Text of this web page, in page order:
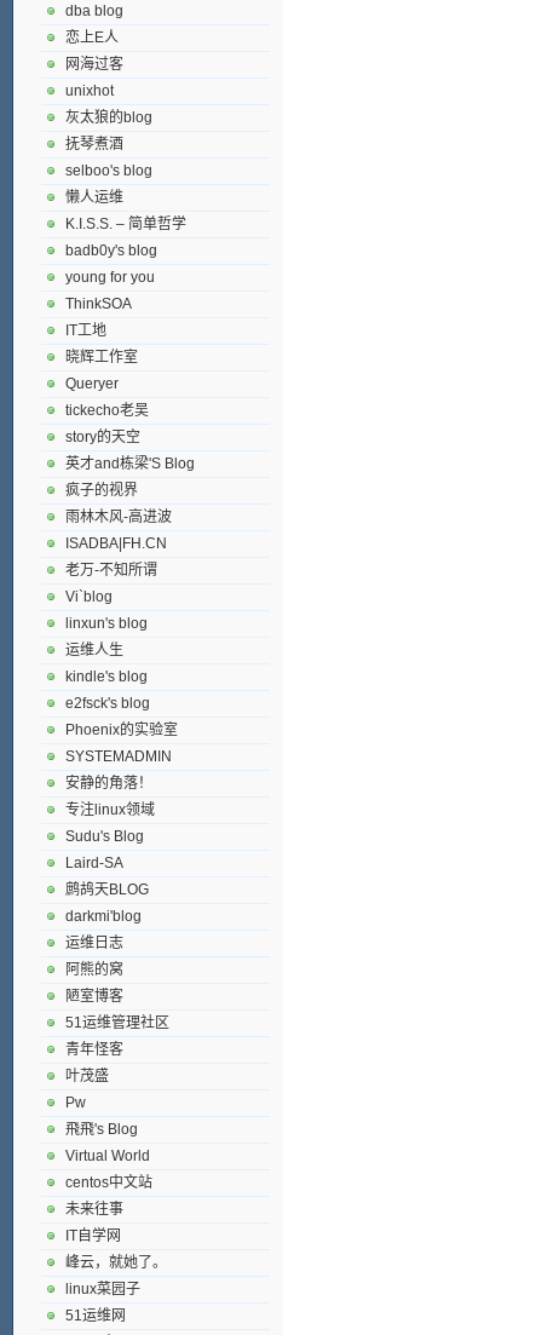
dba blog
恋上E人
网海过客
unixhot
灰太狼的blog
抚琴煮酒
selboo's blog
懒人运维
K.I.S.S. – 简单哲学
badb0y's blog
young for you
ThinkSOA
IT工地
晓辉工作室
Queryer
tickecho老吴
story的天空
英才and栋梁'S Blog
疯子的视界
雨林木风-高进波
ISADBA|FH.CN
老万-不知所谓
Vi`blog
linxun's blog
运维人生
kindle's blog
e2fsck's blog
Phoenix的实验室
SYSTEMADMIN
安静的角落！
专注linux领域
Sudu's Blog
Laird-SA
鹧鸪天BLOG
darkmi'blog
运维日志
阿熊的窝
陋室博客
51运维管理社区
青年怪客
叶茂盛
Pw
飛飛's Blog
Virtual World
centos中文站
未来往事
IT自学网
峰云，就她了。
linux菜园子
51运维网